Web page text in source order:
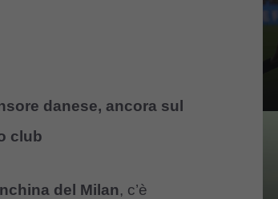
danese, ancora sul
club
del Milan, c’è